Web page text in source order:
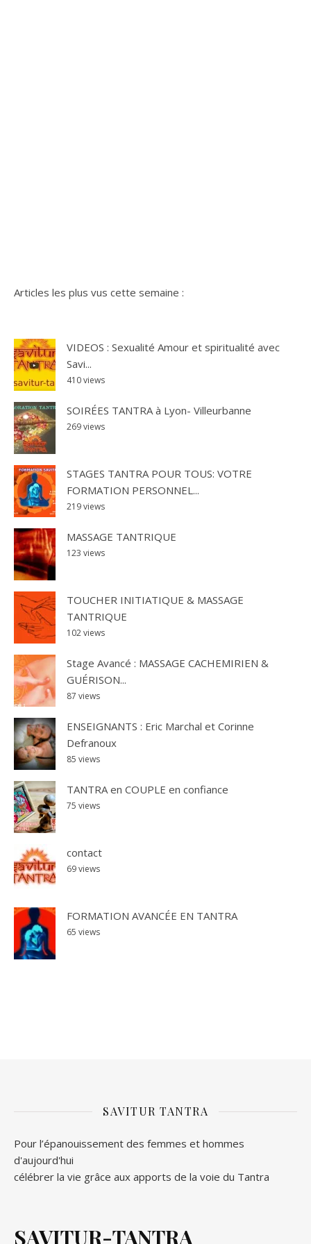
Articles les plus vus cette semaine :
VIDEOS : Sexualité Amour et spiritualité avec
Savi...
410 views
SOIRÉES TANTRA à Lyon- Villeurbanne
269 views
STAGES TANTRA POUR TOUS: VOTRE
FORMATION PERSONNEL...
219 views
MASSAGE TANTRIQUE
123 views
TOUCHER INITIATIQUE & MASSAGE
TANTRIQUE
102 views
Stage Avancé : MASSAGE CACHEMIRIEN &
GUÉRISON...
87 views
ENSEIGNANTS : Eric Marchal et Corinne
Defranoux
85 views
TANTRA en COUPLE en confiance
75 views
contact
69 views
FORMATION AVANCÉE EN TANTRA
65 views
SAVITUR TANTRA
Pour l’épanouissement des femmes et hommes
d'aujourd'hui
célébrer la vie grâce aux apports de la voie du Tantra
SAVITUR-TANTRA